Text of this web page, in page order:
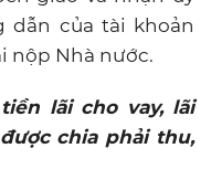
của tài khoản
nộp Nhà nước.
lãi cho vay, lãi
chia phải thu,